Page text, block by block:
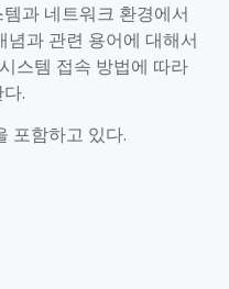
과 네트워크 환경에서
과 관련 용어에 대해서
스템 접속 방법에 따라
.
포함하고 있다.